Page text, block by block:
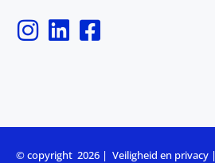
I
n
g
L
i
d
F
a
o
© copyright 2026 | Veiligheid en privacy |